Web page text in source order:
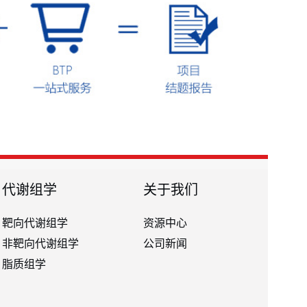
代谢组学
靶向代谢组学
非靶向代谢组学
脂质组学
关于我们
资源中心
公司新闻